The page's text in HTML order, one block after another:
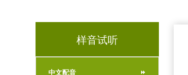
样音试听
中文配音